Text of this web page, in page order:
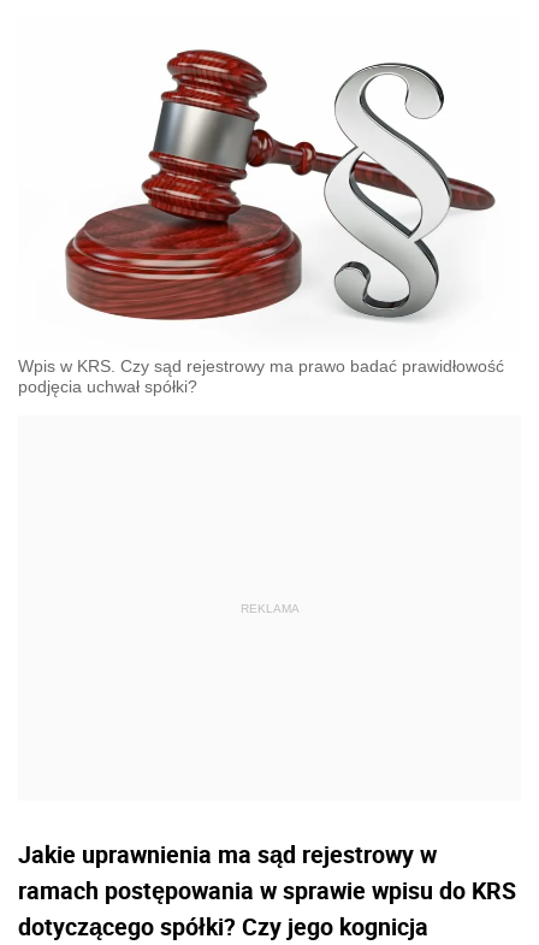
Wpis w KRS. Czy sąd rejestrowy ma prawo badać prawidłowość
podjęcia uchwał spółki?
Jakie uprawnienia ma sąd rejestrowy w
ramach postępowania w sprawie wpisu do KRS
dotyczącego spółki? Czy jego kognicja